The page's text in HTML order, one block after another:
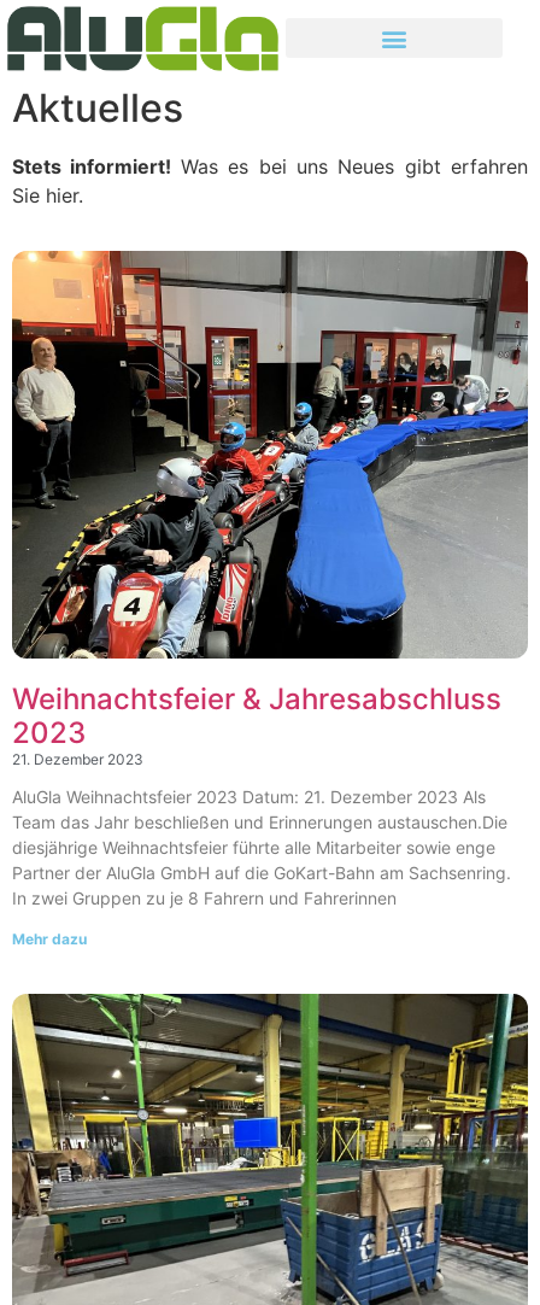
Aktuelles
Stets informiert! Was es bei uns Neues gibt erfahren
Sie hier.
Weihnachtsfeier & Jahresabschluss
2023
21. Dezember 2023
AluGla Weihnachtsfeier 2023 Datum: 21. Dezember 2023 Als
Team das Jahr beschließen und Erinnerungen austauschen.Die
diesjährige Weihnachtsfeier führte alle Mitarbeiter sowie enge
Partner der AluGla GmbH auf die GoKart-Bahn am Sachsenring.
In zwei Gruppen zu je 8 Fahrern und Fahrerinnen
Mehr dazu